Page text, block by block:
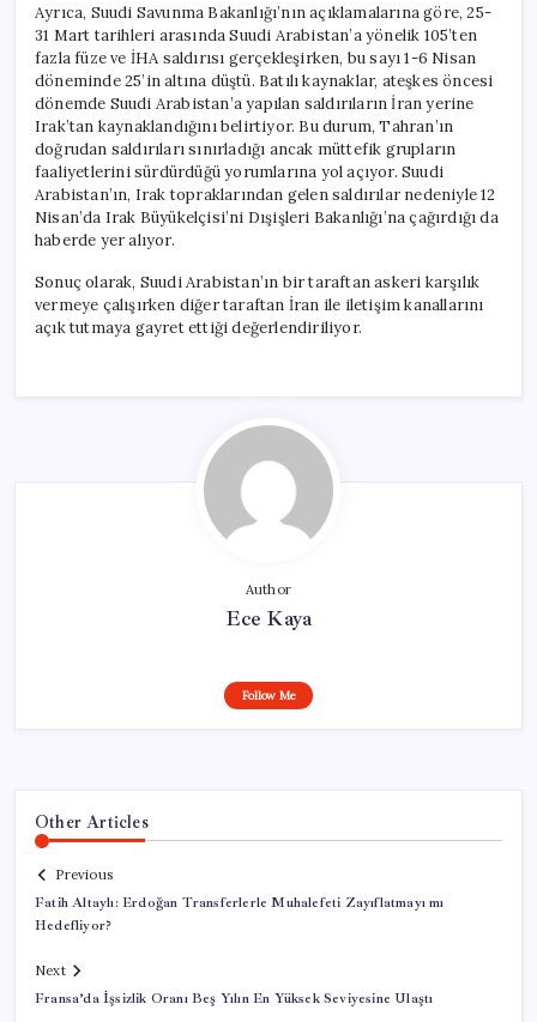
Ayrıca, Suudi Savunma Bakanlığı’nın açıklamalarına göre, 25-
31 Mart tarihleri arasında Suudi Arabistan’a yönelik 105’ten
fazla füze ve İHA saldırısı gerçekleşirken, bu sayı 1-6 Nisan
döneminde 25’in altına düştü. Batılı kaynaklar, ateşkes öncesi
dönemde Suudi Arabistan’a yapılan saldırıların İran yerine
Irak’tan kaynaklandığını belirtiyor. Bu durum, Tahran’ın
doğrudan saldırıları sınırladığı ancak müttefik grupların
faaliyetlerini sürdürdüğü yorumlarına yol açıyor. Suudi
Arabistan’ın, Irak topraklarından gelen saldırılar nedeniyle 12
Nisan’da Irak Büyükelçisi’ni Dışişleri Bakanlığı’na çağırdığı da
haberde yer alıyor.
Sonuç olarak, Suudi Arabistan’ın bir taraftan askeri karşılık
vermeye çalışırken diğer taraftan İran ile iletişim kanallarını
açık tutmaya gayret ettiği değerlendiriliyor.
Author
Ece Kaya
Follow Me
Other Articles
Previous
Fatih Altaylı: Erdoğan Transferlerle Muhalefeti Zayıflatmayı mı
Hedefliyor?
Next
Fransa’da İşsizlik Oranı Beş Yılın En Yüksek Seviyesine Ulaştı